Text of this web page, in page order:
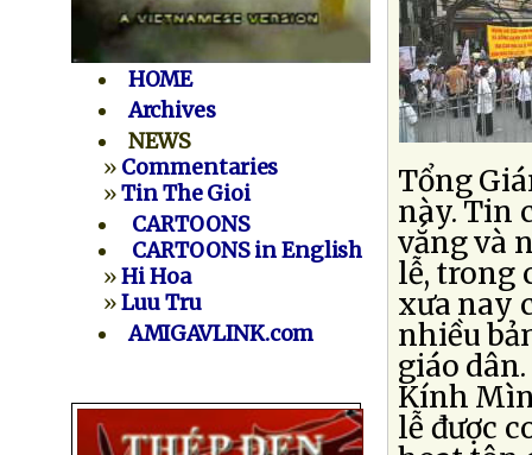
HOME
Archives
NEWS
» Commentaries
»Tin The Gioi
CARTOONS
CARTOONS in English
»Hi Hoa
»Luu Tru
AMIGAVLINK.com
Tổng
này. Tin
vắng và
lễ, trong
xưa nay
nhiều
giáo
Kính
lễ được